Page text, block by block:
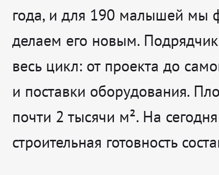
года, и для 190 малышей мы
делаем его новым. Подрядчик
весь цикл: от проекта до
и поставки оборудования.
почти 2 тысячи м². На сегодня
строительная готовность